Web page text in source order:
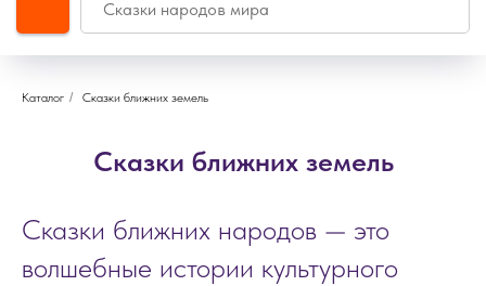
Каталог / Сказки ближних земель
Сказки ближних земель
Сказки ближних народов — это
волшебные истории культурного